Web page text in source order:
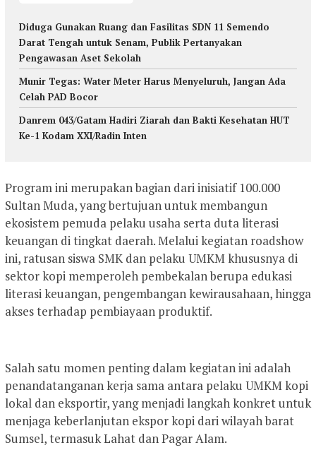
Diduga Gunakan Ruang dan Fasilitas SDN 11 Semendo
Darat Tengah untuk Senam, Publik Pertanyakan
Pengawasan Aset Sekolah
Munir Tegas: Water Meter Harus Menyeluruh, Jangan Ada
Celah PAD Bocor
Danrem 043/Gatam Hadiri Ziarah dan Bakti Kesehatan HUT
Ke-1 Kodam XXI/Radin Inten
Program ini merupakan bagian dari inisiatif 100.000
Sultan Muda, yang bertujuan untuk membangun
ekosistem pemuda pelaku usaha serta duta literasi
keuangan di tingkat daerah. Melalui kegiatan roadshow
ini, ratusan siswa SMK dan pelaku UMKM khususnya di
sektor kopi memperoleh pembekalan berupa edukasi
literasi keuangan, pengembangan kewirausahaan, hingga
akses terhadap pembiayaan produktif.
Salah satu momen penting dalam kegiatan ini adalah
penandatanganan kerja sama antara pelaku UMKM kopi
lokal dan eksportir, yang menjadi langkah konkret untuk
menjaga keberlanjutan ekspor kopi dari wilayah barat
Sumsel, termasuk Lahat dan Pagar Alam.